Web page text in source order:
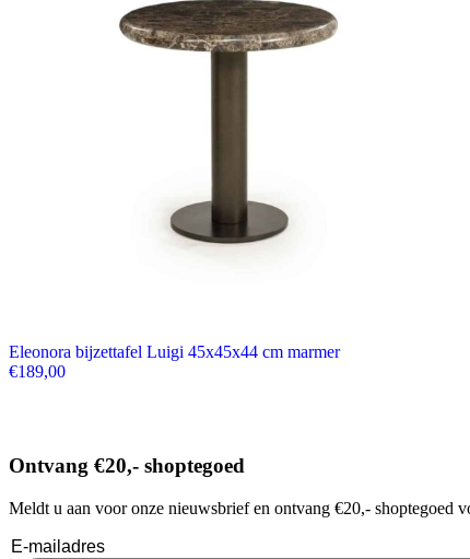
Eleonora bijzettafel Luigi 45x45x44 cm marmer
€189,00
Ontvang €20,- shoptegoed
Meldt u aan voor onze nieuwsbrief en ontvang €20,- shoptegoed